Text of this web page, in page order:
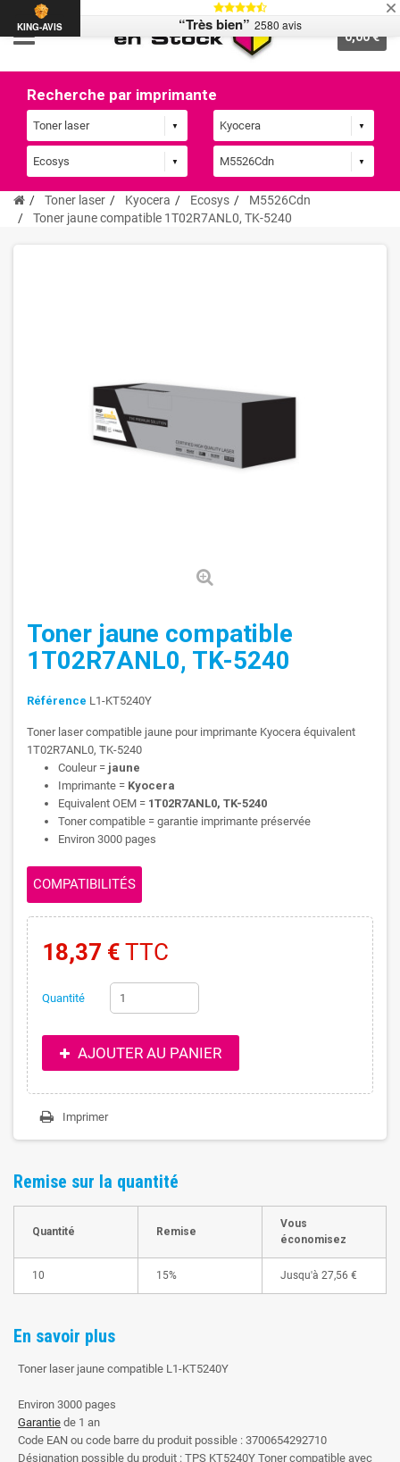
0,00 €
Recherche par imprimante
Toner laser Kyocera Ecosys
M5526Cdn
Toner jaune compatible 1T02R7ANL0, TK-5240
Toner jaune compatible
1T02R7ANL0, TK-5240
Référence L1-KT5240Y
Toner laser compatible jaune pour imprimante Kyocera équivalent
1T02R7ANL0, TK-5240
Couleur = jaune
Imprimante = Kyocera
Equivalent OEM = 1T02R7ANL0, TK-5240
Toner compatible = garantie imprimante préservée
Environ 3000 pages
COMPATIBILITÉS
18,37 € TTC
Quantité
AJOUTER AU PANIER
Imprimer
Remise sur la quantité
Quantité Remise
Vous
économisez
10 15% Jusqu'à 27,56 €
En savoir plus
Toner laser jaune compatible L1-KT5240Y
Environ 3000 pages
Garantie de 1 an
Code EAN ou code barre du produit possible : 3700654292710
Désignation possible du produit : TPS KT5240Y Toner compatible avec
KING-AVIS “Très bien” 2580 avis